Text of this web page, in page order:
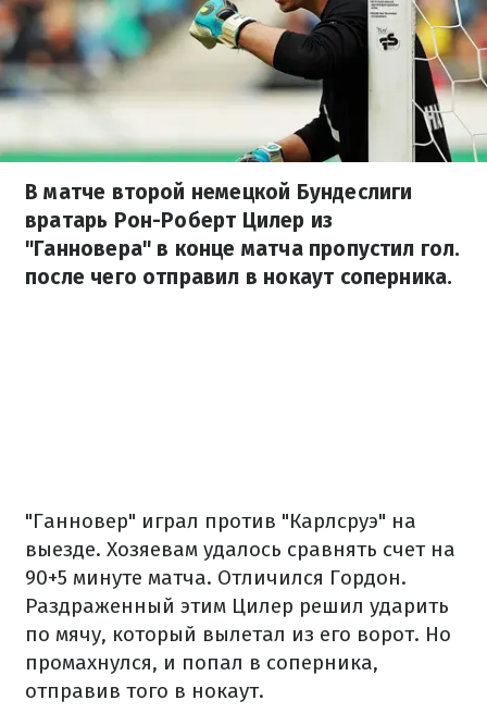
В матче второй немецкой Бундеслиги
вратарь Рон-Роберт Цилер из
"Ганновера" в конце матча пропустил гол.
после чего отправил в нокаут соперника.
"Ганновер" играл против "Карлсруэ" на
выезде. Хозяевам удалось сравнять счет на
90+5 минуте матча. Отличился Гордон.
Раздраженный этим Цилер решил ударить
по мячу, который вылетал из его ворот. Но
промахнулся, и попал в соперника,
отправив того в нокаут.